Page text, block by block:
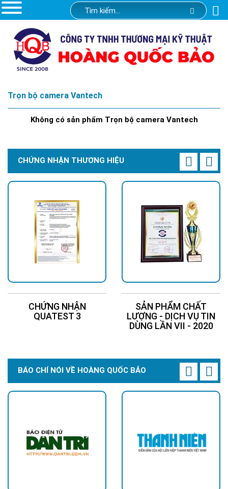
Trọn bộ camera Vantech
Không có sản phẩm Trọn bộ camera Vantech
CHỨNG NHẬN THƯƠNG HIỆU
CHỨNG NHẬN
QUATEST 3
SẢN PHẨM CHẤT
LƯỢNG - DỊCH VỤ TIN
DÙNG LẦN VII - 2020
BÁO CHÍ NÓI VỀ HOÀNG QUỐC BẢO